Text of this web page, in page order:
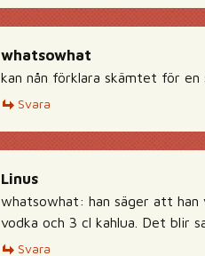
whatsowhat
kan nån förklara skämtet för en
Svara
Linus
whatsowhat: han säger att han
vodka och 3 cl kahlua. Det blir
Svara